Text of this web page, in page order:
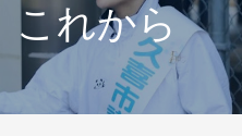
これから